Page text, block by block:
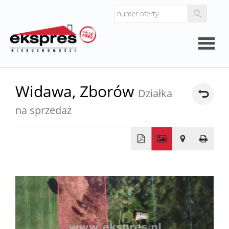
firmie
Widawa, Zborów Działka
na sprzedaż
−